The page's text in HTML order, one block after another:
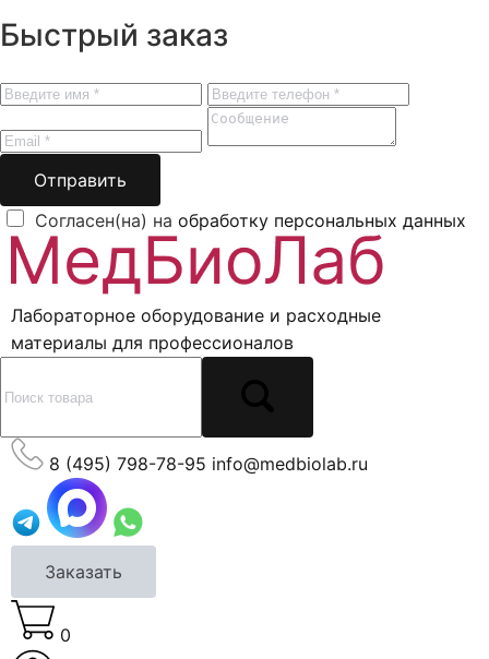
Быстрый заказ
Отправить
Согласен(на) на обработку персональных данных
Лабораторное оборудование и расходные
материалы для профессионалов
8 (495) 798-78-95 info@medbiolab.ru
Заказать
0